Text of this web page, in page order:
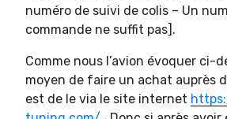
numéro de suivi de colis – Un
commande ne suffit pas].
Comme nous l’avion évoquer ci-
moyen de faire un achat auprès
est de le via le site internet